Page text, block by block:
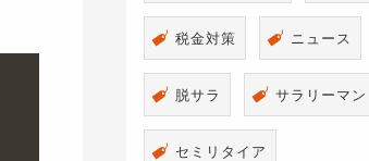
税金対策 ニュース
脱サラ サラリーマン
セミリタイア